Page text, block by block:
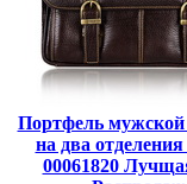
Портфель
на два
00061820